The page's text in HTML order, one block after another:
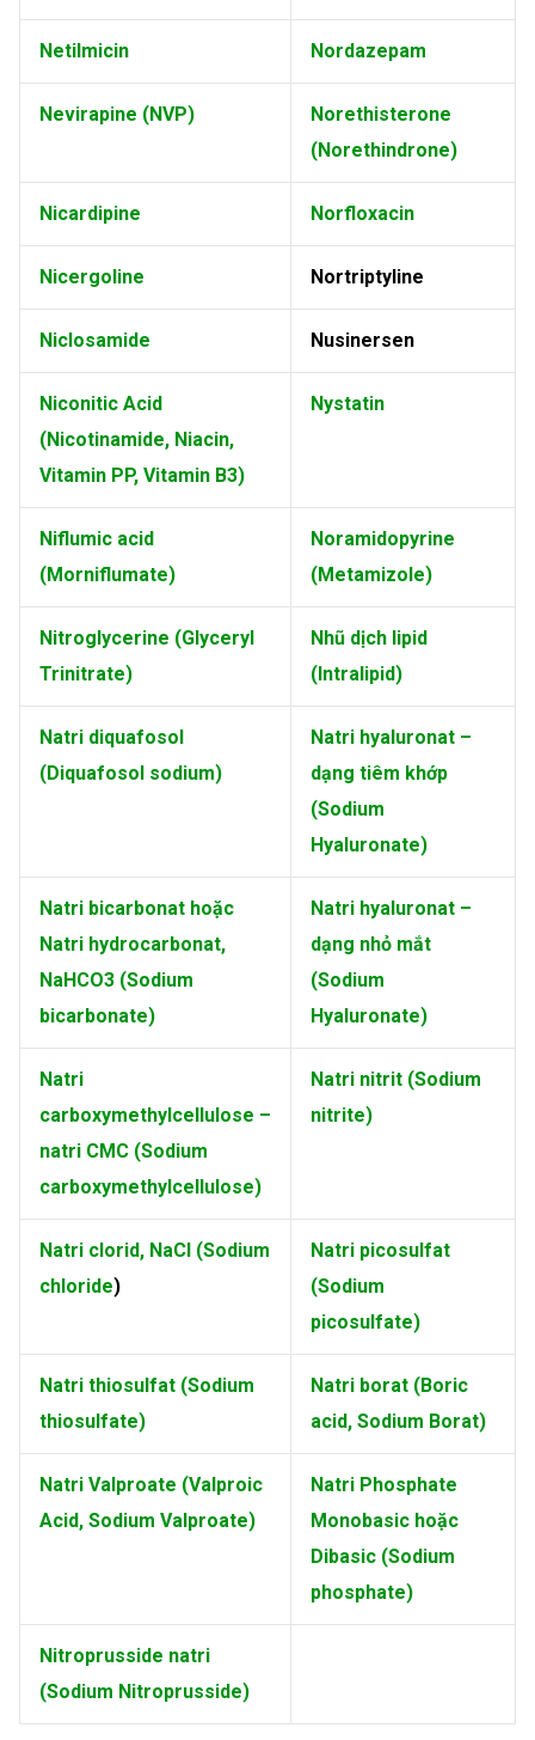
Netilmicin Nordazepam
Nevirapine (NVP)
Norethisterone
(Norethindrone)
Nicardipine Norfloxacin
Nicergoline Nortriptyline
Niclosamide Nusinersen
Niconitic Acid
(Nicotinamide, Niacin,
Vitamin PP, Vitamin B3)
Nystatin
Niflumic acid
(Morniflumate)
Noramidopyrine
(Metamizole)
Nitroglycerine (Glyceryl
Trinitrate)
Nhũ dịch lipid
(Intralipid)
Natri diquafosol
(Diquafosol sodium)
Natri hyaluronat –
dạng tiêm khớp
(Sodium
Hyaluronate)
Natri bicarbonat hoặc
Natri hydrocarbonat,
NaHCO3 (Sodium
bicarbonate)
Natri hyaluronat –
dạng nhỏ mắt
(Sodium
Hyaluronate)
Natri
carboxymethylcellulose –
natri CMC (Sodium
carboxymethylcellulose)
Natri nitrit (Sodium
nitrite)
Natri clorid, NaCl (Sodium
chloride)
Natri picosulfat
(Sodium
picosulfate)
Natri thiosulfat (Sodium
thiosulfate)
Natri borat (Boric
acid, Sodium Borat)
Natri Valproate (Valproic
Acid, Sodium Valproate)
Natri Phosphate
Monobasic hoặc
Dibasic (Sodium
phosphate)
Nitroprusside natri
(Sodium Nitroprusside)